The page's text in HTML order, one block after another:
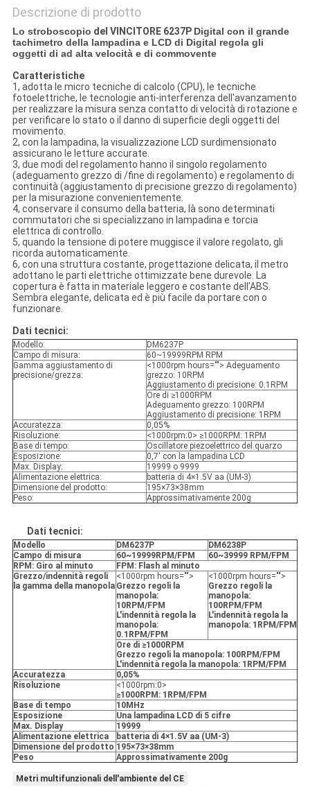
Descrizione di prodotto
Lo stroboscopio del VINCITORE 6237P Digital con il grande
tachimetro della lampadina e LCD di Digital regola gli
oggetti di ad alta velocità e di commovente
Caratteristiche
1, adotta le micro tecniche di calcolo (CPU), le tecniche
fotoelettriche, le tecnologie anti-interferenza dell'avanzamento
per realizzare la misura senza contatto di velocità di rotazione e
per verificare lo stato o il danno di superficie degli oggetti del
movimento.
2, con la lampadina, la visualizzazione LCD surdimensionato
assicurano le letture accurate.
3, due modi del regolamento hanno il singolo regolamento
(adeguamento grezzo di /fine di regolamento) e regolamento di
continuità (aggiustamento di precisione grezzo di regolamento)
per la misurazione convenientemente.
4, conservare il consumo della batteria, là sono determinati
commutatori che si specializzano in lampadina e torcia
elettrica di controllo.
5, quando la tensione di potere muggisce il valore regolato, gli
ricorda automaticamente.
6, con una struttura costante, progettazione delicata, il metro
adottano le parti elettriche ottimizzate bene durevole. La
copertura è fatta in materiale leggero e costante dell'ABS.
Sembra elegante, delicata ed è più facile da portare con o
funzionare.
Dati tecnici:
Modello:
DM6237P
Campo di misura:
60~19999RPM RPM
Gamma aggiustamento di
precisione/grezza:
<1000rpm hours=""> Adeguamento
grezzo: 10RPM
Aggiustamento di precisione: 0.1RPM
Ore di ≥1000RPM
Adeguamento grezzo: 100RPM
Aggiustamento di precisione: 1RPM
Accuratezza:
0,05%
Risoluzione:
<1000rpm:0> ≥1000RPM: 1RPM
Base di tempo:
Oscillatore piezoelettrico del quarzo
Esposizione:
0,7' con la lampadina LCD
Max. Display:
19999 o 9999
Alimentazione elettrica:
batteria di 4×1.5V aa (UM-3)
Dimensione del prodotto:
195×73×38mm
Peso:
Approssimativamente 200g
Dati tecnici:
Modello DM6237P
DM6238P
Campo di misura
60~19999RPM/FPM
60~39999 RPM/FPM
RPM: Giro al minuto
FPM: Flash al minuto
Grezzo/indennità regoli
la gamma della manopola
<1000rpm hours="">
Grezzo regoli la
manopola:
10RPM/FPM
L'indennità regola la
manopola:
0.1RPM/FPM
<1000rpm hours="">
Grezzo regoli la
manopola:
100RPM/FPM
L'indennità regola la
manopola: 1RPM/FPM
Ore di ≥1000RPM
Grezzo regoli la manopola: 100RPM/FPM
L'indennità regola la manopola: 1RPM/FPM
Accuratezza
0,05%
Risoluzione
<1000rpm:0>
≥1000RPM: 1RPM/FPM
Base di tempo
10MHz
Esposizione
Una lampadina LCD di 5 cifre
Max. Display
19999
Alimentazione elettrica
batteria di 4×1.5V aa (UM-3)
Dimensione del prodotto 195×73×38mm
Peso
Approssimativamente 200g
Metri multifunzionali dell'ambiente del CE